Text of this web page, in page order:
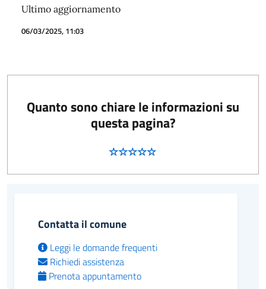
Ultimo aggiornamento
06/03/2025, 11:03
Quanto sono chiare le informazioni su
questa pagina?
Contatta il comune
Leggi le domande frequenti
Richiedi assistenza
Prenota appuntamento